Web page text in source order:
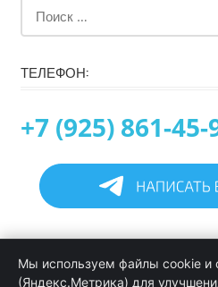
ТЕЛЕФОН:
+7 (925) 861-45-
Информация
Мы используем файлы cookie и
(Яндекс.Метрика) для